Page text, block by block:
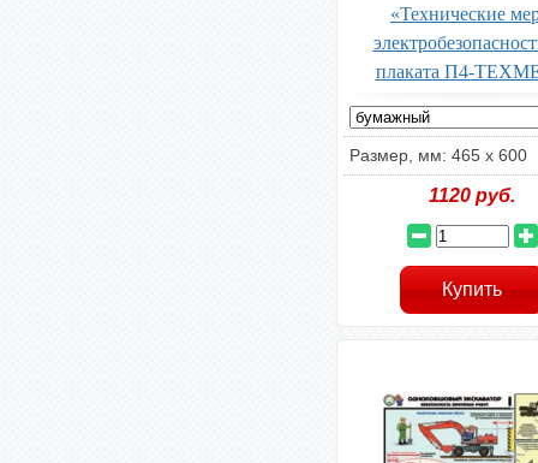
«Технические
плаката П4-
Размер, мм: 465 х 600
1120 руб.